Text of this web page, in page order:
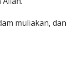
muliakan, dan